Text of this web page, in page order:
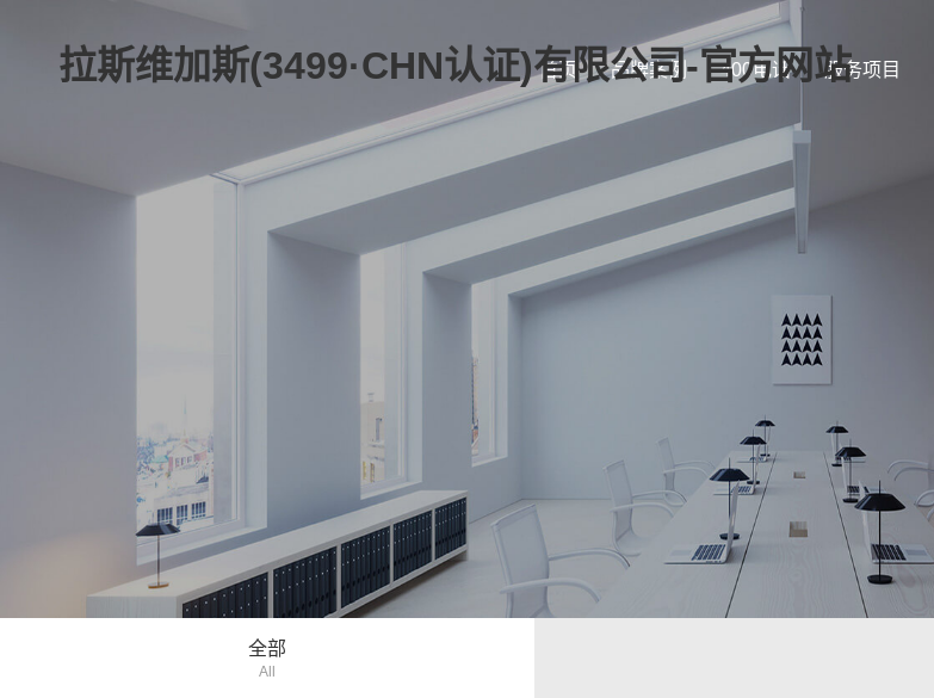
拉斯维加斯(3499·CHN认证)有限公司-官方网站
首页 品牌案例 400电话 服务项目
全部
All